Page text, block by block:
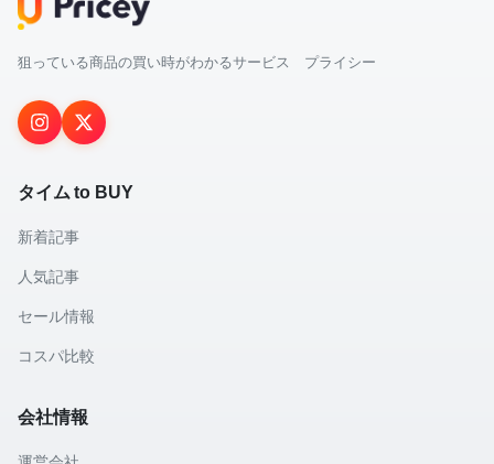
狙っている商品の買い時がわかるサービス プライシー
タイム to BUY
新着記事
人気記事
セール情報
コスパ比較
会社情報